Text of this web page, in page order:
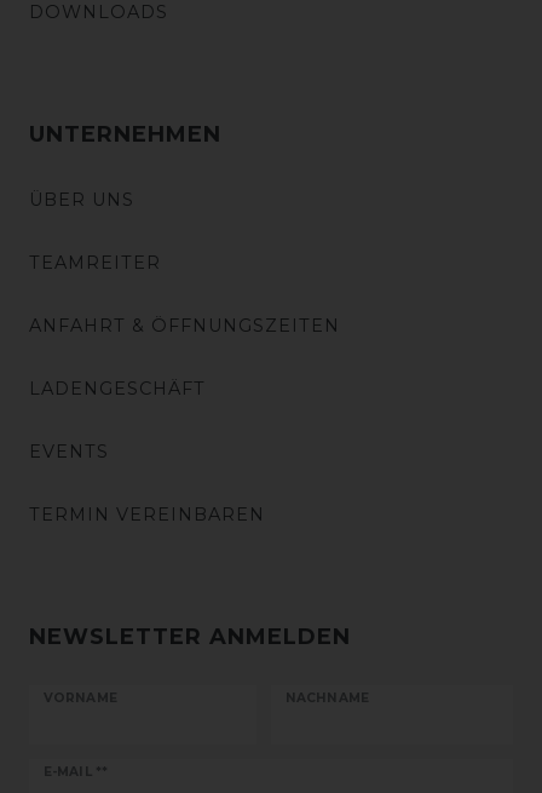
DOWNLOADS
UNTERNEHMEN
ÜBER UNS
TEAMREITER
ANFAHRT & ÖFFNUNGSZEITEN
LADENGESCHÄFT
EVENTS
TERMIN VEREINBAREN
NEWSLETTER ANMELDEN
VORNAME NACHNAME
E-MAIL **
Newsletter